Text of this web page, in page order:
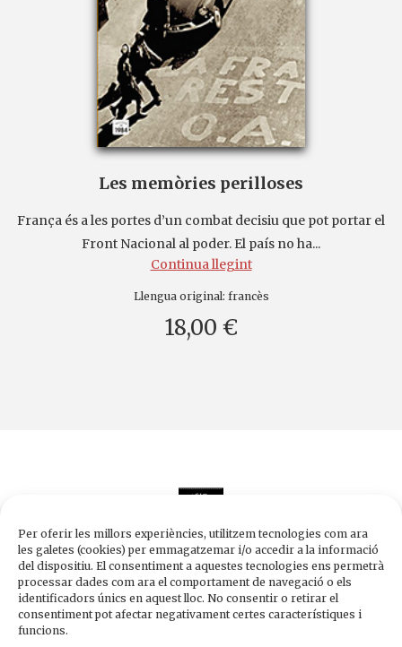
Per oferir les millors experiències, utilitzem tecnologies com ara
les galetes (cookies) per emmagatzemar i/o accedir a la informació
del dispositiu. El consentiment a aquestes tecnologies ens permetrà
processar dades com ara el comportament de navegació o els
identificadors únics en aquest lloc. No consentir o retirar el
consentiment pot afectar negativament certes característiques i
funcions.
Les memòries perilloses
França és a les portes d’un combat decisiu que pot portar el
Front Nacional al poder. El país no ha...
Continua llegint
Llengua original: francès
18,00 €
Edicions de 1984
Carrer Trafalgar, 10, 2n-2a A